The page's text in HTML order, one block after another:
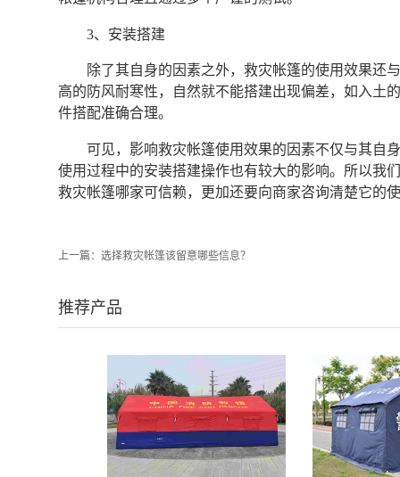
3、安装搭建
除了其自身的因素之外，救灾帐篷的使用效果还
高的防风耐寒性，自然就不能搭建出现偏差，如入土
件搭配准确合理。
可见，影响救灾帐篷使用效果的因素不仅与其自
使用过程中的安装搭建操作也有较大的影响。所以我
救灾帐篷哪家可信赖，更加还要向商家咨询清楚它的
上一篇： 选择救灾帐篷该留意哪些信息？
推荐产品